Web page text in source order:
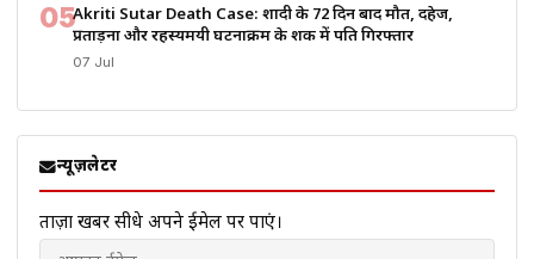
05Akriti Sutar Death Case: शादी के 72 दिन बाद मौत, दहेज,
प्रताड़ना और रहस्यमयी घटनाक्रम के शक में पति गिरफ्तार
07 Jul
न्यूज़लेटर
ताज़ा खबरें सीधे अपने ईमेल पर पाएं।